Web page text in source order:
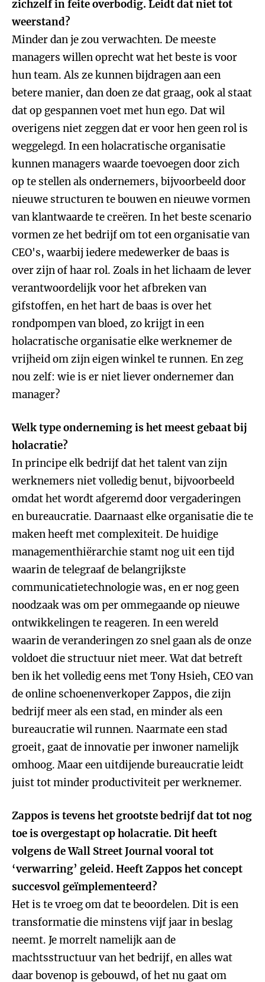
zichzelf in feite overbodig. Leidt dat niet tot
weerstand?
Minder dan je zou verwachten. De meeste
managers willen oprecht wat het beste is voor
hun team. Als ze kunnen bijdragen aan een
betere manier, dan doen ze dat graag, ook al staat
dat op gespannen voet met hun ego. Dat wil
overigens niet zeggen dat er voor hen geen rol is
weggelegd. In een holacratische organisatie
kunnen managers waarde toevoegen door zich
op te stellen als ondernemers, bijvoorbeeld door
nieuwe structuren te bouwen en nieuwe vormen
van klantwaarde te creëren. In het beste scenario
vormen ze het bedrijf om tot een organisatie van
CEO's, waarbij iedere medewerker de baas is
over zijn of haar rol. Zoals in het lichaam de lever
verantwoordelijk voor het afbreken van
gifstoffen, en het hart de baas is over het
rondpompen van bloed, zo krijgt in een
holacratische organisatie elke werknemer de
vrijheid om zijn eigen winkel te runnen. En zeg
nou zelf: wie is er niet liever ondernemer dan
manager?
Welk type onderneming is het meest gebaat bij
holacratie?
In principe elk bedrijf dat het talent van zijn
werknemers niet volledig benut, bijvoorbeeld
omdat het wordt afgeremd door vergaderingen
en bureaucratie. Daarnaast elke organisatie die te
maken heeft met complexiteit. De huidige
managementhiërarchie stamt nog uit een tijd
waarin de telegraaf de belangrijkste
communicatietechnologie was, en er nog geen
noodzaak was om per ommegaande op nieuwe
ontwikkelingen te reageren. In een wereld
waarin de veranderingen zo snel gaan als de onze
voldoet die structuur niet meer. Wat dat betreft
ben ik het volledig eens met Tony Hsieh, CEO van
de online schoenenverkoper Zappos, die zijn
bedrijf meer als een stad, en minder als een
bureaucratie wil runnen. Naarmate een stad
groeit, gaat de innovatie per inwoner namelijk
omhoog. Maar een uitdijende bureaucratie leidt
juist tot minder productiviteit per werknemer.
Zappos is tevens het grootste bedrijf dat tot nog
toe is overgestapt op holacratie. Dit heeft
volgens de Wall Street Journal vooral tot
‘verwarring’ geleid. Heeft Zappos het concept
succesvol geïmplementeerd?
Het is te vroeg om dat te beoordelen. Dit is een
transformatie die minstens vijf jaar in beslag
neemt. Je morrelt namelijk aan de
machtsstructuur van het bedrijf, en alles wat
daar bovenop is gebouwd, of het nu gaat om